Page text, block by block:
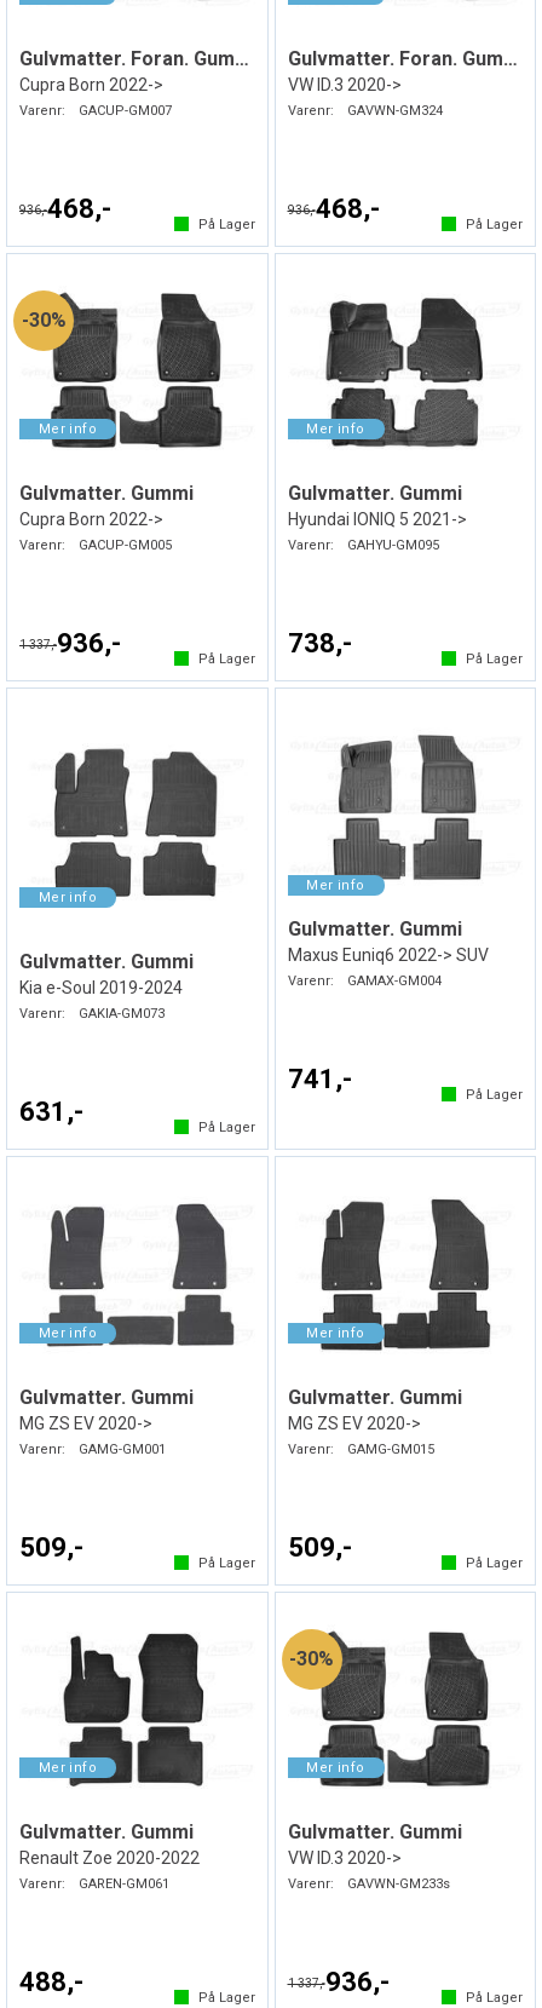
Gulvmatter. Foran. Gummi
Cupra Born 2022->
Varenr: GACUP-GM007
936,-468,-
På Lager
Gulvmatter. Foran. Gummi
VW ID.3 2020->
Varenr: GAVWN-GM324
936,-468,-
På Lager
30%
Gulvmatter. Gummi
Cupra Born 2022->
Varenr: GACUP-GM005
1 337,-936,-
På Lager
Gulvmatter. Gummi
Hyundai IONIQ 5 2021->
Varenr: GAHYU-GM095
738,-
På Lager
Gulvmatter. Gummi
Kia e-Soul 2019-2024
Varenr: GAKIA-GM073
631,-
På Lager
Gulvmatter. Gummi
Maxus Euniq6 2022-> SUV
Varenr: GAMAX-GM004
741,-
På Lager
Gulvmatter. Gummi
MG ZS EV 2020->
Varenr: GAMG-GM001
509,-
På Lager
Gulvmatter. Gummi
MG ZS EV 2020->
Varenr: GAMG-GM015
509,-
På Lager
Gulvmatter. Gummi
Renault Zoe 2020-2022
Varenr: GAREN-GM061
488,-
På Lager
30%
Gulvmatter. Gummi
VW ID.3 2020->
Varenr: GAVWN-GM233s
1 337,-936,-
På Lager